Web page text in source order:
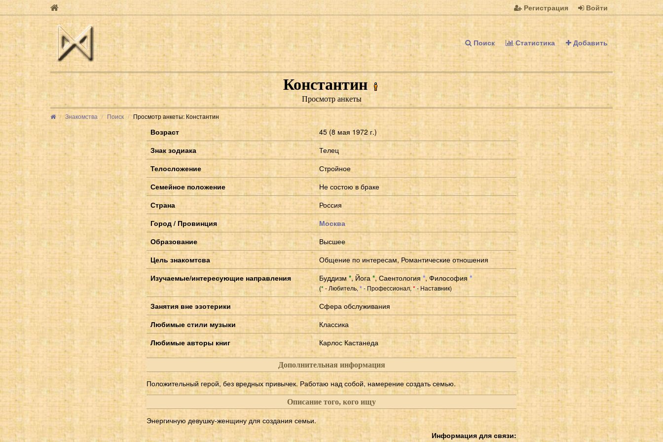
Регистрация Войти
Поиск Статистика Добавить
Константин
Просмотр анкеты
Знакомства Поиск Просмотр анкеты: Константин
Возраст
45 (8 мая 1972 г.)
Знак зодиака
Телец
Телосложение
Стройное
Семейное положение
Не состою в браке
Страна
Россия
Город / Провинция
Москва
Образование
Высшее
Цель знакомтсва
Общение по интересам, Романтические отношения
Изучаемые/интересующие направления
Буддизм *, Йога *,Саентология *, Философия *
(*- Любитель,*- Профессионал,*- Наставник)
Занятия вне эзотерики
Сфера обслуживания
Любимые стили музыки
Классика
Любимые авторы книг
Карлос Кастанеда
Дополнительная информация
Положительный герой, без вредных привычек. Работаю над собой, намерение создать семью.
Описание того, кого ищу
Энергичную девушку-женщину для создания семьи.
Информация для связи: